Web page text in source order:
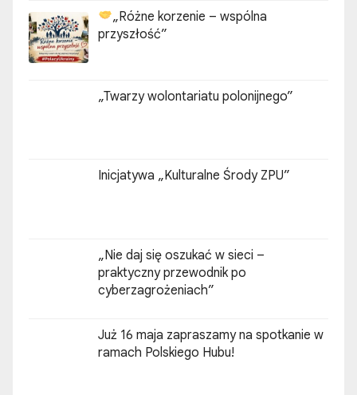
„Różne korzenie – wspólna
przyszłość”
„Twarzy wolontariatu polonijnego”
Inicjatywa „Kulturalne Środy ZPU”
„Nie daj się oszukać w sieci –
praktyczny przewodnik po
cyberzagrożeniach”
Już 16 maja zapraszamy na spotkanie w
ramach Polskiego Hubu!